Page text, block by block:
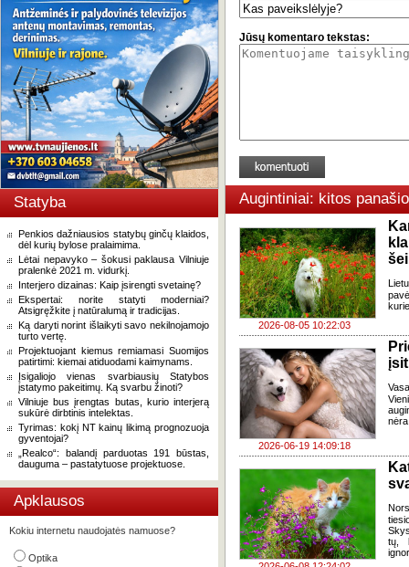
Statyba
Penkios dažniausios statybų ginčų klaidos,
dėl kurių bylose pralaimima.
Lėtai nepavyko – šokusi paklausa Vilniuje
pralenkė 2021 m. vidurkį.
Interjero dizainas: Kaip įsirengti svetainę?
Ekspertai: norite statyti moderniai?
Atsigręžkite į natūralumą ir tradicijas.
Ką daryti norint išlaikyti savo nekilnojamojo
turto vertę.
Projektuojant kiemus remiamasi Suomijos
patirtimi: kiemai atiduodami kaimynams.
Įsigaliojo vienas svarbiausių Statybos
įstatymo pakeitimų. Ką svarbu žinoti?
Vilniuje bus įrengtas butas, kurio interjerą
sukūrė dirbtinis intelektas.
Tyrimas: kokį NT kainų likimą prognozuoja
gyventojai?
„Realco“: balandį parduotas 191 būstas,
dauguma – pastatytuose projektuose.
Apklausos
Kokiu internetu naudojatės namuose?
Optika
Jūsų komentaro tekstas:
Augintiniai: kitos
2026-08-05 10:22:03
2026-06-19 14:09:18
tų,